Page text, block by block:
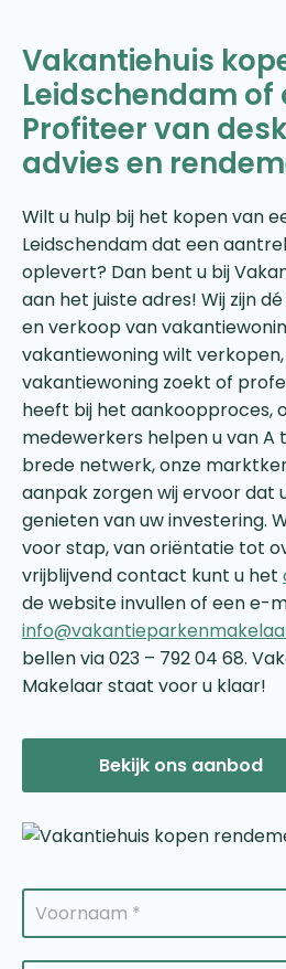
Vakantiehuis
Leidschendam of
Profiteer van
advies en
Wilt u hulp bij het kopen van
Leidschendam dat een
oplevert? Dan bent u bij
aan het juiste adres! Wij zijn
en verkoop van
vakantiewoning wilt
vakantiewoning zoekt of
heeft bij het aankoopproces,
medewerkers helpen u van A
brede netwerk, onze
aanpak zorgen wij ervoor dat
genieten van uw investering.
voor stap, van oriëntatie tot
vrijblijvend contact kunt u het
de website invullen of een e-
bellen via 023 – 792 04 68.
Makelaar staat voor u klaar!
Bekijk ons aanbod